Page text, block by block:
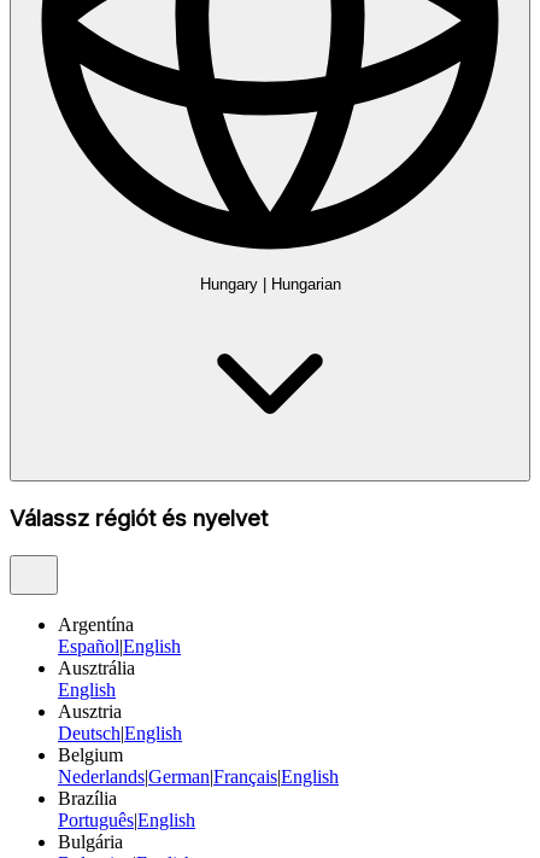
Hungary| Hungarian
Válassz régiót és nyelvet
Argentína
Español|English
Ausztrália
English
Ausztria
Deutsch|English
Belgium
Nederlands|German|Français|English
Brazília
Português|English
Bulgária